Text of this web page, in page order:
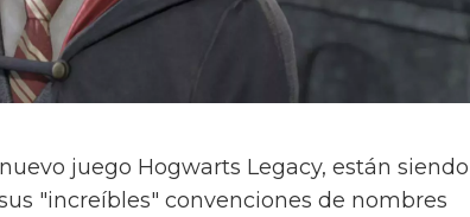
juego Hogwarts Legacy, están siendo
"increíbles" convenciones de nombres